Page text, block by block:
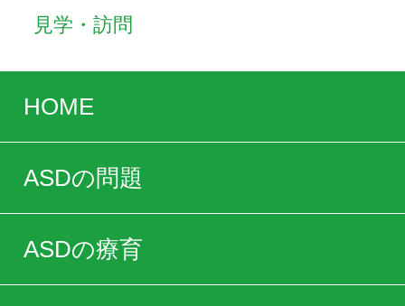
見学・訪問
HOME
ASDの問題
ASDの療育